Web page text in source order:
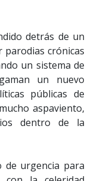
detrás de un
crónicas
un sistema de
un nuevo
públicas de
aspaviento,
dentro de la
de urgencia para